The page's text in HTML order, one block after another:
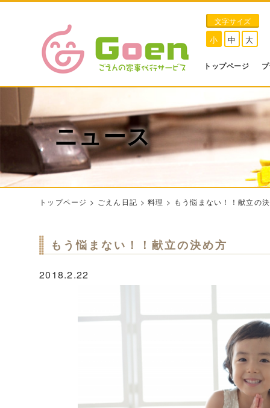
文字サイズ
小 中 大
トップページ
ニュース
トップページ > ごえん日記 >料理 > もう悩まない！！献立の
もう悩まない！！献立の決め方
2018.2.22